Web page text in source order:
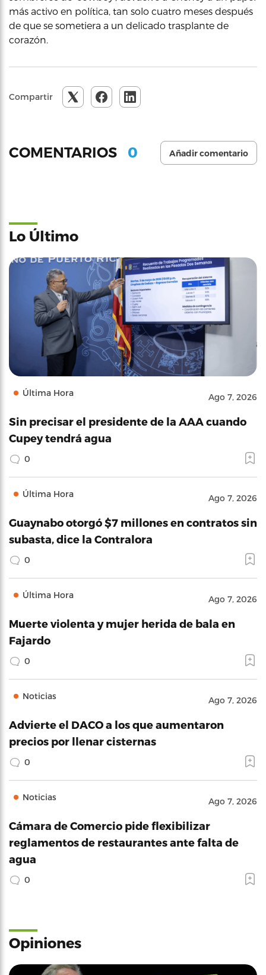
más activo en política, tan solo cuatro meses después
de que se sometiera a un delicado trasplante de
corazón.
Compartir
COMENTARIOS 0 Añadir comentario
Lo Último
Última Hora Ago 7, 2026
Sin precisar el presidente de la AAA cuando
Cupey tendrá agua
0
Última Hora Ago 7, 2026
Guaynabo otorgó $7 millones en contratos sin
subasta, dice la Contralora
0
Última Hora Ago 7, 2026
Muerte violenta y mujer herida de bala en
Fajardo
0
Noticias Ago 7, 2026
Advierte el DACO a los que aumentaron
precios por llenar cisternas
0
Noticias Ago 7, 2026
Cámara de Comercio pide flexibilizar
reglamentos de restaurantes ante falta de
agua
0
Opiniones